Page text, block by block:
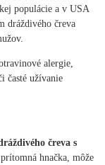
populácie a v USA
dráždivého čreva
alergie,
časté užívanie
čreva s
hnačka, môže